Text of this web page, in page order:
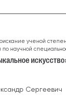
ученой
по научной
Сергеевич